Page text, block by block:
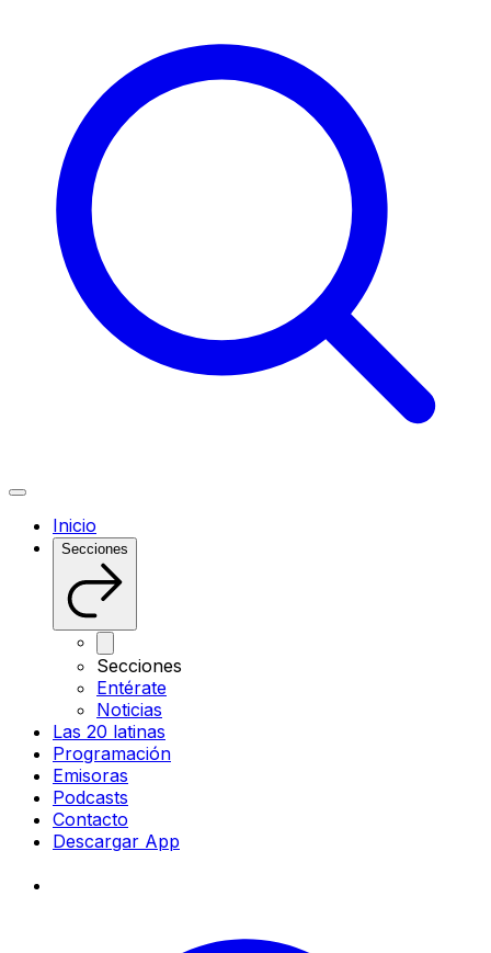
Inicio
Secciones
Secciones
Entérate
Noticias
Las 20 latinas
Programación
Emisoras
Podcasts
Contacto
Descargar App